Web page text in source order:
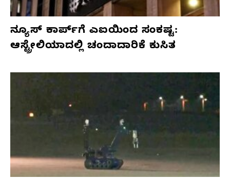
ನ್ಯೂಸ್ ಕಾರ್ಪ್‌ಗೆ ಎಐಯಿಂದ ಸಂಕಷ್ಟ:
ಆಸ್ಟ್ರೇಲಿಯಾದಲ್ಲಿ ಚಂದಾದಾರಿಕೆ ಕುಸಿತ